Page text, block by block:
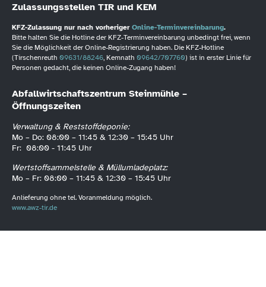
Zulassungsstellen TIR und KEM
KFZ-Zulassung nur nach vorheriger Online-Terminvereinbarung.
Bitte halten Sie die Hotline der KFZ-Terminvereinbarung unbedingt frei, wenn
Sie die Möglichkeit der Online-Registrierung haben. Die KFZ-Hotline
(Tirschenreuth 09631/88246, Kemnath 09642/707760) ist in erster Linie für
Personen gedacht, die keinen Online-Zugang haben!
Abfallwirtschaftszentrum Steinmühle –
Öffnungszeiten
Verwaltung & Reststoffdeponie:
Mo – Do: 08:00 – 11:45 & 12:30 – 15:45 Uhr
Fr: 08:00 - 11:45 Uhr
Wertstoffsammelstelle & Müllumladeplatz:
Mo – Fr: 08:00 – 11:45 & 12:30 – 15:45 Uhr
Anlieferung ohne tel. Voranmeldung möglich.
www.awz-tir.de